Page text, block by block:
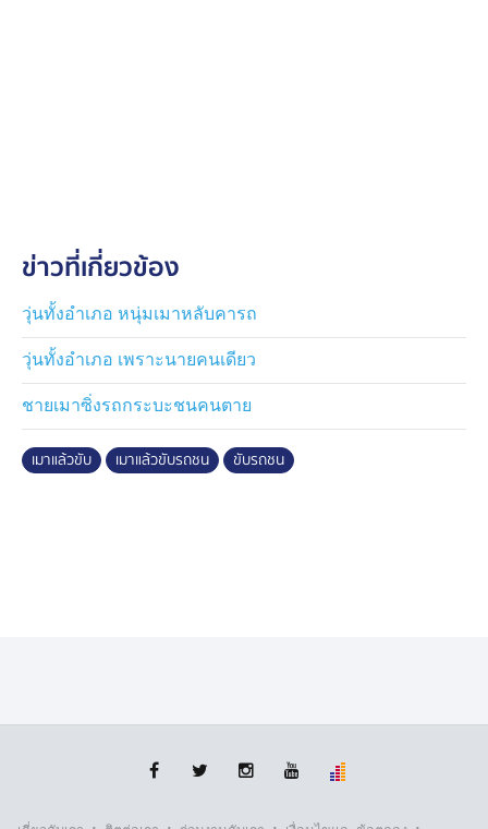
ข่าวที่เกี่ยวข้อง
วุ่นทั้งอำเภอ หนุ่มเมาหลับคารถ
วุ่นทั้งอำเภอ เพราะนายคนเดียว
ชายเมาซิ่งรถกระบะชนคนตาย
เมาแล้วขับ เมาแล้วขับรถชน ขับรถชน